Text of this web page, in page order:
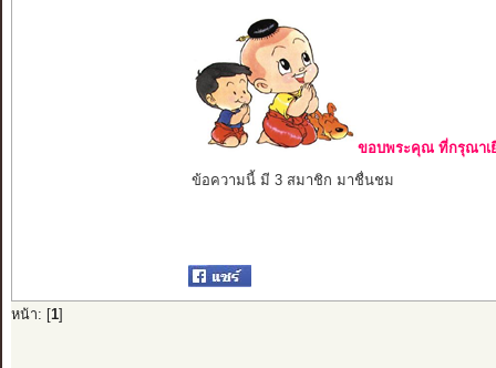
ขอบพระคุณ ที่กรุณาเ
ข้อความนี้ มี 3 สมาชิก มาชื่นชม
หน้า: [ 1]